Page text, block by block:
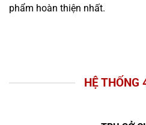
phẩm hoàn thiện nhất.
HỆ THỐNG